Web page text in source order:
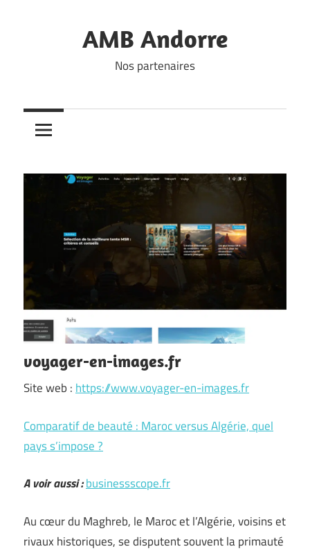
AMB Andorre
Nos partenaires
voyager-en-images.fr
Site web : https://www.voyager-en-images.fr
Comparatif de beauté : Maroc versus Algérie, quel
pays s’impose ?
A voir aussi :businessscope.fr
Au cœur du Maghreb, le Maroc et l’Algérie, voisins et
rivaux historiques, se disputent souvent la primauté